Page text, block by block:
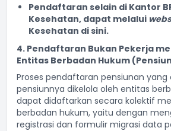
Pendaftaran selain di Kantor
Kesehatan, dapat melalui w
Kesehatan di sini.
4. Pendaftaran Bukan Pekerja m
Entitas Berbadan Hukum
Proses pendaftaran pensiunan yang
pensiunnya dikelola oleh entitas
dapat didaftarkan secara kolektif
berbadan hukum, yaitu dengan
registrasi dan formulir migrasi data